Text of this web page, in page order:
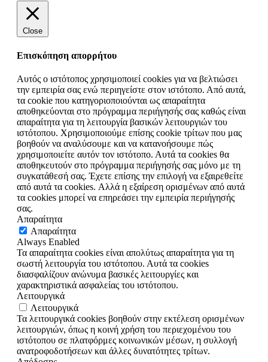
Close
Επισκόπηση απορρήτου
Αυτός ο ιστότοπος χρησιμοποιεί cookies για να βελτιώσει
την εμπειρία σας ενώ περιηγείστε στον ιστότοπο. Από αυτά,
τα cookie που κατηγοριοποιούνται ως απαραίτητα
αποθηκεύονται στο πρόγραμμα περιήγησής σας καθώς είναι
απαραίτητα για τη λειτουργία βασικών λειτουργιών του
ιστότοπου. Χρησιμοποιούμε επίσης cookie τρίτων που μας
βοηθούν να αναλύσουμε και να κατανοήσουμε πώς
χρησιμοποιείτε αυτόν τον ιστότοπο. Αυτά τα cookies θα
αποθηκευτούν στο πρόγραμμα περιήγησής σας μόνο με τη
συγκατάθεσή σας. Έχετε επίσης την επιλογή να εξαιρεθείτε
από αυτά τα cookies. Αλλά η εξαίρεση ορισμένων από αυτά
τα cookies μπορεί να επηρεάσει την εμπειρία περιήγησής
σας.
Απαραίτητα
Απαραίτητα
Always Enabled
Τα απαραίτητα cookies είναι απολύτως απαραίτητα για τη
σωστή λειτουργία του ιστότοπου. Αυτά τα cookies
διασφαλίζουν ανώνυμα βασικές λειτουργίες και
χαρακτηριστικά ασφαλείας του ιστότοπου.
Λειτουργικά
Λειτουργικά
Τα λειτουργικά cookies βοηθούν στην εκτέλεση ορισμένων
λειτουργιών, όπως η κοινή χρήση του περιεχομένου του
ιστότοπου σε πλατφόρμες κοινωνικών μέσων, η συλλογή
ανατροφοδοτήσεων και άλλες δυνατότητες τρίτων.